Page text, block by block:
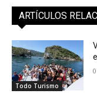
ARTÍCULOS
Todo Turismo